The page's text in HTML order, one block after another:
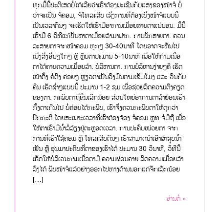
ທຸກມື້ນີ້ປະຕິເສດບໍ່ໄດ້ເລີຍວ່າເຮົາຕ້ອງພະເຊີນກັບແສງຂອງໜ້າຈໍ ບໍ່
ວ່າຈະເປັນ ຈໍຄອມ, ຈໍໂທລະສັບ ເຊິ່ງການທີ່ຕ້ອງເບິ່ງໜ້າຈໍແບບນີ້
ເປັນເວລາດົນໆ ຈະເຮັດໃຫ້ເຮົາມີອາການເມື່ອຍສາຍຕາແນ່ນອນ. ມື້ນີ້
ເຮົາມີ 6 ວິທີແກ້ປັນຫາຕາເມື່ອຍລ້າມາຝາກ. ການພັກສາຍຕາ. ຄວນ
ລະສາຍຕາຈາກໜ້າຄອມ ທຸກໆ 30-40ນາທີ ໂດຍອາດຈະຫັນໄປ
ເບິ່ງສິ່ງອື່ນໆໃກໆ ຫຼື ຫຼັບຕາປະມານ 5-10ນາທີ ເພື່ອໃຫ້ກ້າມເນື້ອ
ຕາໄດ້ຄາຍຄວາມເມື່ອຍລ້າ. ບໍລິຫານຕາ. ການບໍລິຫານງ່າຍໆຄື ເຮັດ
ໜ້າຕັ້ງ ຄໍຕົງ ຄ່ອຍໆ ຫຼຽວຕາເປັນວົງມົນຕາມເຂັມໂມງ ແລະ ວົນກັບ
ຄືນ ເຮັດຊ່ຳໆແບບນີ້ ປະມານ 1-2 ຊມ ເພື່ອຊ່ວຍລົດຄວາມຕຶງຄຽດ
ຂອງຕາ. ກະພິບຕາຖີ່ຂຶ້ນເລັກນ້ອຍ ສ່ວນໃຫຍ່ອາການຕາລ້າຍ້ອນເຮົາ
ກຶ້ງຕາເກີນໄປ ບໍ່ຄ່ອຍໄດ້ກະພິບ, ເຮົາຈຶ່ງຄວນກະພິບຕາໃຫ້ດຸກວ່າ
ປົກກະຕິ ໂດຍສະເພາະເວລາທີ່ເຮົາຕ້ອງຈ້ອງ ຈໍຄອມ ຫຼທ ຈໍມືຖື ເພື່ອ
ໃຫ້ຕາເຮົາມີນ້ຳລໍ່ລ້ຽງຢູ່ຕະຫຼອດເວລາ. ການປະຄົບໜ່ວຍຕາ ຈາກ
ການທີ່ເຮົາໃຊ້ຄອມ ຫຼື ໂທລະສັບດົນໆ ເຮົາສາມາດນຳເອົາຜ້າຊຸບນ້ຳ
ເຢັນ ຫຼື ອຸ່ນມາປະຄົບທີ່ຕາຂອງເຮົາໄດ້ ປະມານ 30 ວິນາທີ, ວິທີນີ້
ເຮັດໃຫ້ບໍລິເວນກາມເນື່ອຕາມີ ຄວາມຜ່ອນຄາຍ ລົດຄວາມເມື່ອຍລ້າ
ລົງໄດ້ ພັບໜ້າຈໍແລ້ວຍ່າງອອກໄປທາງດ້ານນອກແດ່ຈັກເລັກນ້ອຍ
[…]
ອ່ານຕໍ່ »